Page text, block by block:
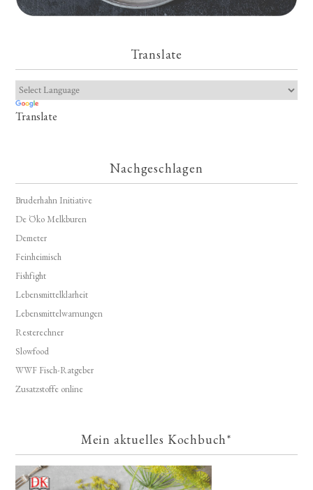
Translate
Translate
Nachgeschlagen
Bruderhahn Initiative
De Öko Melkburen
Demeter
Feinheimisch
Fishfight
Lebensmittelklarheit
Lebensmittelwarnungen
Resterechner
Slowfood
WWF Fisch-Ratgeber
Zusatzstoffe online
Mein aktuelles Kochbuch*